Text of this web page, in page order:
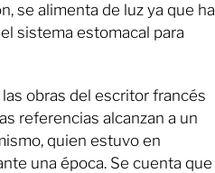
se alimenta de luz ya que ha
sistema estomacal para
obras del escritor francés
referencias alcanzan a un
quien estuvo en
una época. Se cuenta que